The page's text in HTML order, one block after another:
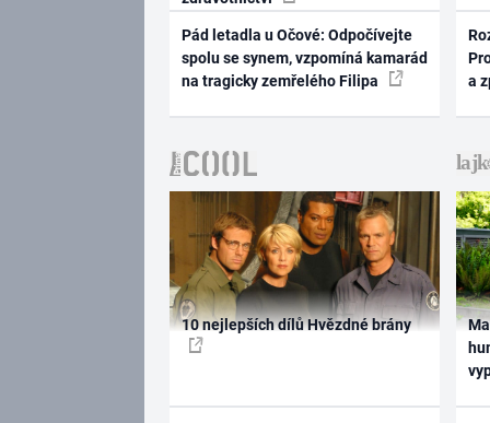
Pád letadla u Očové: Odpočívejte
spolu se synem, vzpomíná kamarád
na tragicky zemřelého Filipa
a
10 nejlepších dílů Hvězdné brány